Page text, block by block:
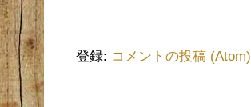
登録: コメントの投稿 (Atom)